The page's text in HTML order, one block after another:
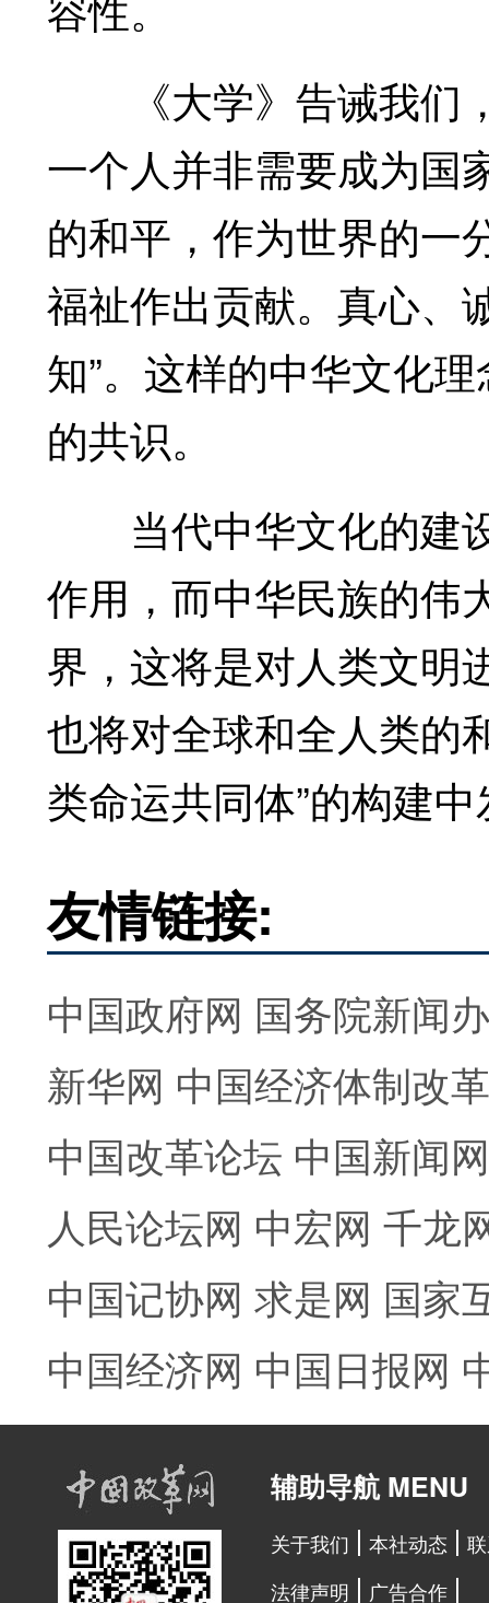
《大学》告诫我们，
一个人并非需要成为国
的和平，作为世界的一
福祉作出贡献。真心、
知”。这样的中华文化
的共识。
当代中华文化的建
作用，而中华民族的伟
界，这将是对人类文明
也将对全球和全人类的
类命运共同体”的构建
友情链接:
中国政府网 国务院新闻
新华网 中国经济体制改
中国改革论坛 中国新闻网
人民论坛网 中宏网 千龙
中国记协网 求是网 国家
中国经济网 中国日报网
辅助导航 MENU
关于我们 本社动态
法律声明
广告合作